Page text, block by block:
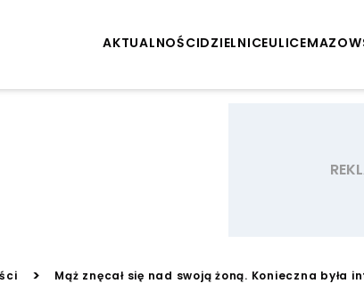
AKTUALNOŚCIDZIELNICEULICE
> Mąż znęcał się nad swoją żoną. Konieczna była